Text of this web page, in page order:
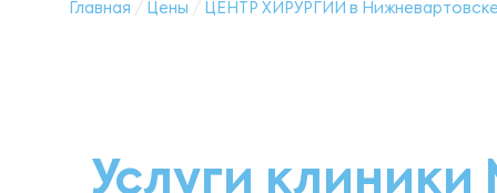
Сургут
Главная / Цены / ЦЕНТР ХИРУРГИИ в Нижневартовске
Услуги